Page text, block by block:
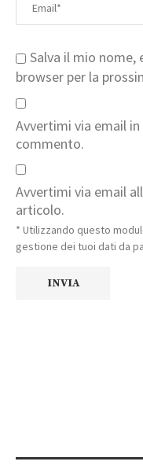
Salva il mio nome,
browser per la
Avvertimi via email
commento.
Avvertimi via email
articolo.
* Utilizzando questo
gestione dei tuoi dati da